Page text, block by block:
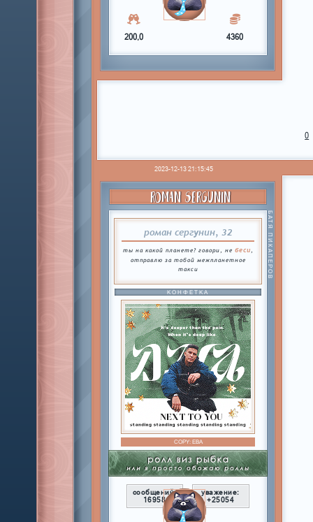
200,0 4360
0
2023-12-13 21:15:45
ROMAN SERGUNIN
роман сергунин, 32
ты на какой планете? говори, не беси
отправлю за тобой межпланетное
такси
БАТЯ ПИКАПЕРОВ
КОНФЕТКА
COPY:ЕВА
сообщений:
16958
уважение:
+25054